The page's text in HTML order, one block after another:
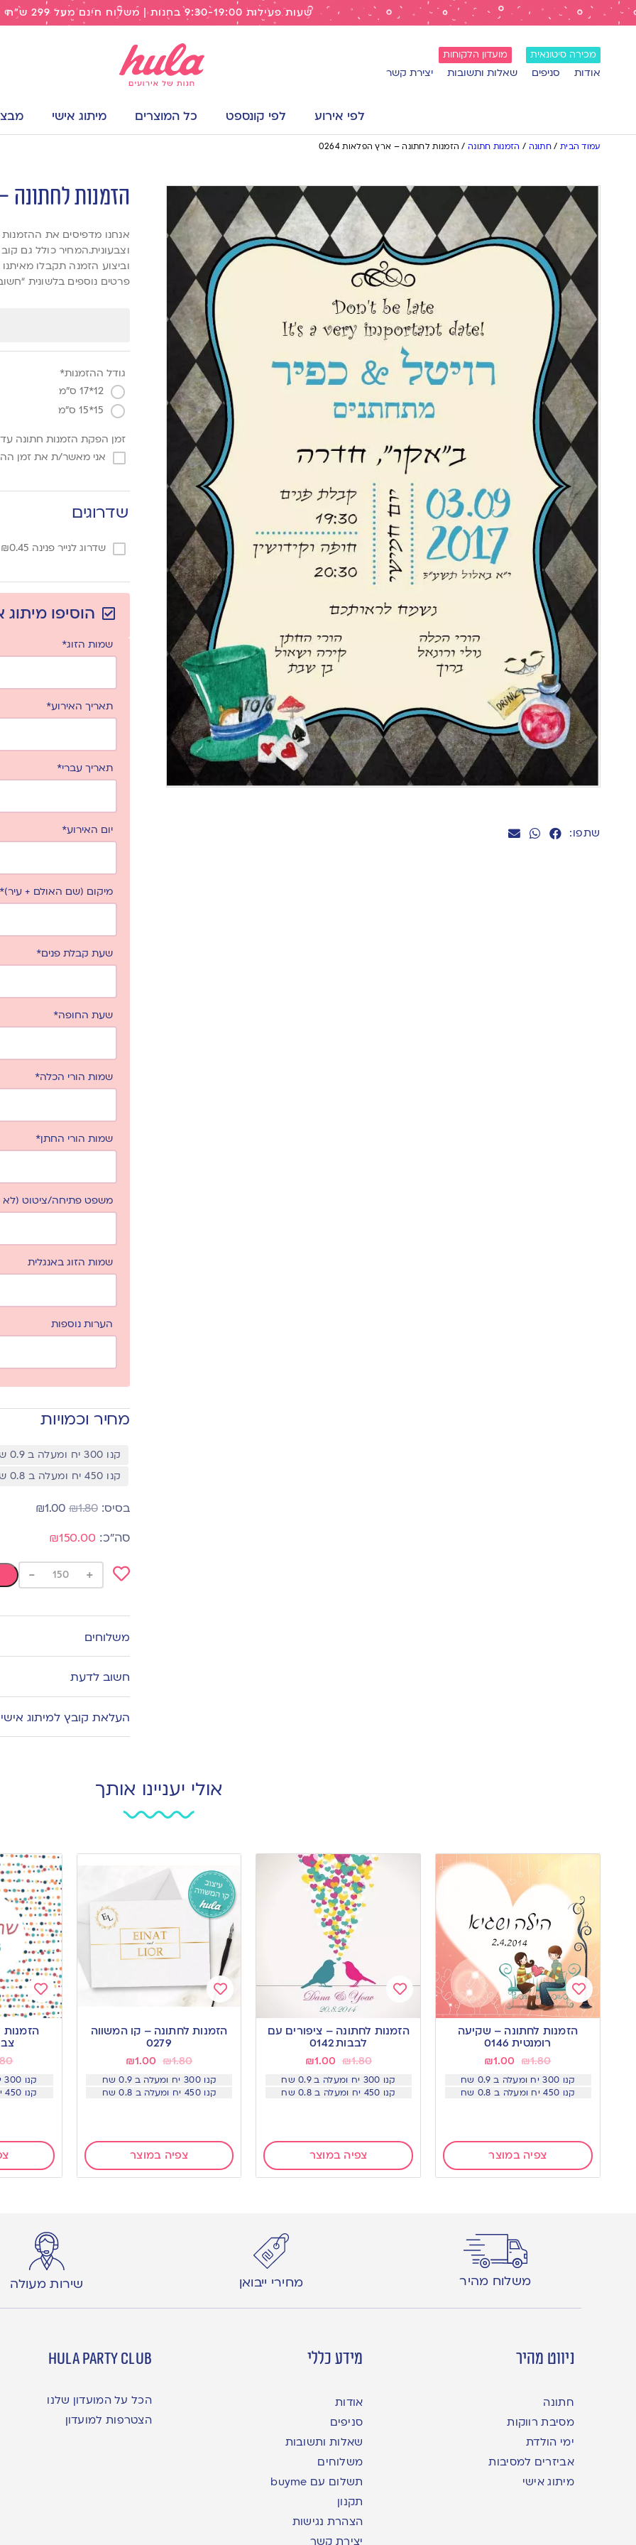
שעות פעילות 9:30-19:00 בחנות | משלוח חינם מעל 299 ש"ח
מכירה סיטונאית מועדון הלקוחות
אודות סניפים שאלות ותשובות יצירת קשר
לפי אירוע לפי קונספט כל המוצרים מיתוג אישי
עמוד הבית / חתונה / הזמנות חתונה/ הזמנות לחתונה – ארץ הפלאות 0264
שתפו:
הזמנות לחתונה –
וצבעונית.המחיר כולל גם
וביצוע הזמנה תקבלו
פרטים נוספים בלשונית
גודל ההזמנות*
12*17 ס"מ
15*15 ס"מ
זמן הפקת הזמנות חתונה עד 3 ימי עסקים מאישר
אני מאשר/ת את זמן
שדרוגים
שדרוג לנייר פנינה ₪0.45
הוסיפו
שמות הזוג*
תאריך האירוע*
תאריך עברי*
יום האירוע*
מיקום (שם האולם + עיר)*
שעת קבלת פנים*
שעת החופה*
שמות הורי הכלה*
שמות הורי החתן*
משפט פתיחה/ציטוט (לא
שמות הזוג באנגלית
הערות נוספות
מחיר וכמויות
קנו 300 יח ומעלה ב 0.9 שח
קנו 450 יח ומעלה ב 0.8 שח
₪1.80
₪1.00
₪150.00
to
wishlist
+
-
משלוחים
חשוב לדעת
העלאת קובץ למיתוג אישי
אולי יעניינו אותך
Add
to
הזמנות לחתונה – שקיעה
רומנטית 0146
₪1.80
₪1.00
קנו 300 יח ומעלה ב 0.9 שח
קנו 450 יח ומעלה ב 0.8 שח
צפיה במוצר
to
הזמנות לחתונה – ציפורים עם
לבבות 0142
₪1.80
₪1.00
קנו 300 יח ומעלה ב 0.9 שח
קנו 450 יח ומעלה ב 0.8 שח
צפיה במוצר
Add
to
הזמנות לחתונה – קו המשווה
0279
₪1.80
₪1.00
קנו 300 יח ומעלה ב 0.9 שח
קנו 450 יח ומעלה ב 0.8 שח
צפיה במוצר
Add
to
wishlist
הזמנות
קנו 300 יח ומעלה ב 0.9 שח
קנו 450 יח ומעלה ב 0.8 שח
משלוח מהיר מחירי ייבואן שירות מעולה
ניווט מהיר
חתונה
מסיבת רווקות
ימי הולדת
אביזרים למסיבות
מיתוג אישי
מידע כללי
אודות
סניפים
שאלות ותשובות
משלוחים
תשלום עם buyme
תקנון
הצהרת נגישות
יצירת קשר
hula party club
הכל על המועדון שלנו
הצטרפות למועדון